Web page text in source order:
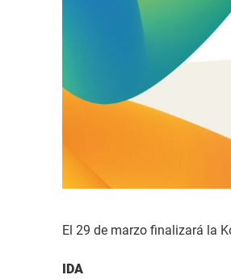
El 29 de marzo finalizará la
IDA